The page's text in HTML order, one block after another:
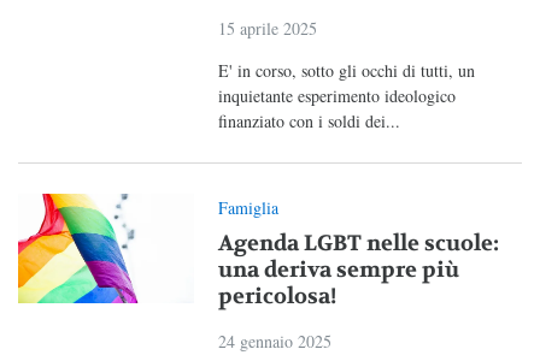
15 aprile 2025
E' in corso, sotto gli occhi di tutti, un
inquietante esperimento ideologico
finanziato con i soldi dei...
Famiglia
Agenda LGBT nelle scuole:
una deriva sempre più
pericolosa!
24 gennaio 2025